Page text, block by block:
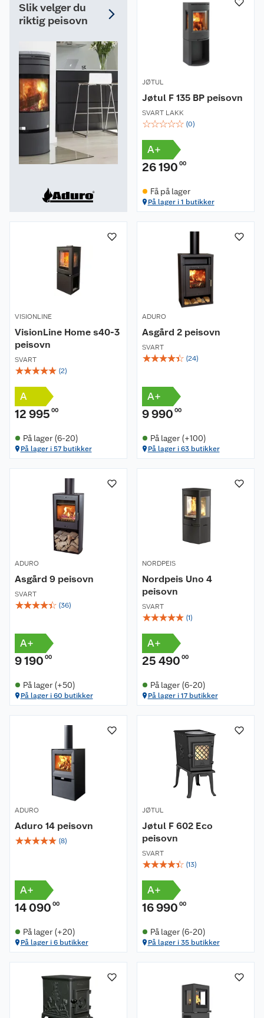
Slik velger du
riktig peisovn
JØTUL
Jøtul F 135 BP peisovn
SVART LAKK
☆☆☆☆☆ (0)
A+
26 190 00
Få på lager
På lager i 1 butikker
VISIONLINE
VisionLine Home s40-3
peisovn
SVART
☆☆☆☆☆ (2)
A
12 995 00
På lager (6-20)
På lager i 57 butikker
ADURO
Asgård 2 peisovn
SVART
☆☆☆☆☆ (24)
A+
9 990 00
På lager (+100)
På lager i 63 butikker
ADURO
Asgård 9 peisovn
SVART
☆☆☆☆☆ (36)
A+
9 190 00
På lager (+50)
På lager i 60 butikker
NORDPEIS
Nordpeis Uno 4
peisovn
SVART
☆☆☆☆☆ (1)
A+
25 490 00
På lager (6-20)
På lager i 17 butikker
ADURO
Aduro 14 peisovn
☆☆☆☆☆ (8)
A+
14 090 00
På lager (+20)
På lager i 6 butikker
JØTUL
Jøtul F 602 Eco
peisovn
SVART
☆☆☆☆☆ (13)
A+
16 990 00
På lager (6-20)
På lager i 35 butikker